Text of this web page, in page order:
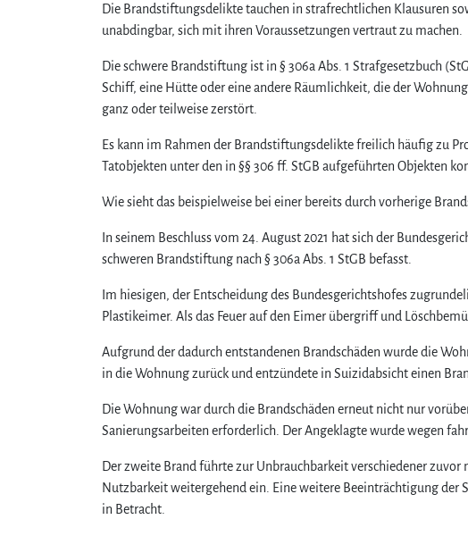
Die Brandstiftungsdelikte tauchen in strafrechtlichen Klausuren
unabdingbar, sich mit ihren Voraussetzungen vertraut zu machen.
Die schwere Brandstiftung ist in § 306a Abs. 1 Strafgesetzbuch
Schiff, eine Hütte oder eine andere Räumlichkeit, die der
ganz oder teilweise zerstört.
Es kann im Rahmen der Brandstiftungsdelikte freilich häufig zu
Tatobjekten unter den in §§ 306 ff. StGB aufgeführten Objekten
Wie sieht das beispielweise bei einer bereits durch vorherige
In seinem Beschluss vom 24. August 2021 hat sich der
schweren Brandstiftung nach § 306a Abs. 1 StGB befasst.
Im hiesigen, der Entscheidung des Bundesgerichtshofes
Plastikeimer. Als das Feuer auf den Eimer übergriff und
Aufgrund der dadurch entstandenen Brandschäden wurde die
in die Wohnung zurück und entzündete in Suizidabsicht einen
Die Wohnung war durch die Brandschäden erneut nicht nur
Sanierungsarbeiten erforderlich. Der Angeklagte wurde wegen
Der zweite Brand führte zur Unbrauchbarkeit verschiedener
Nutzbarkeit weitergehend ein. Eine weitere Beeinträchtigung der
in Betracht.